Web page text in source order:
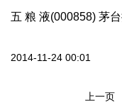
五 粮 液(000858) 茅
2014-11-24 00:01
上一页